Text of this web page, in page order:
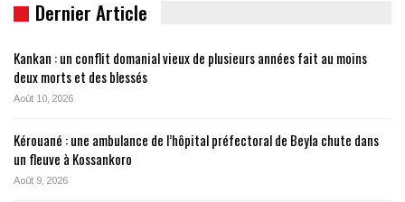
Dernier Article
Kankan : un conflit domanial vieux de plusieurs années fait au moins
deux morts et des blessés
Août 10, 2026
Kérouané : une ambulance de l’hôpital préfectoral de Beyla chute dans
un fleuve à Kossankoro
Août 9, 2026